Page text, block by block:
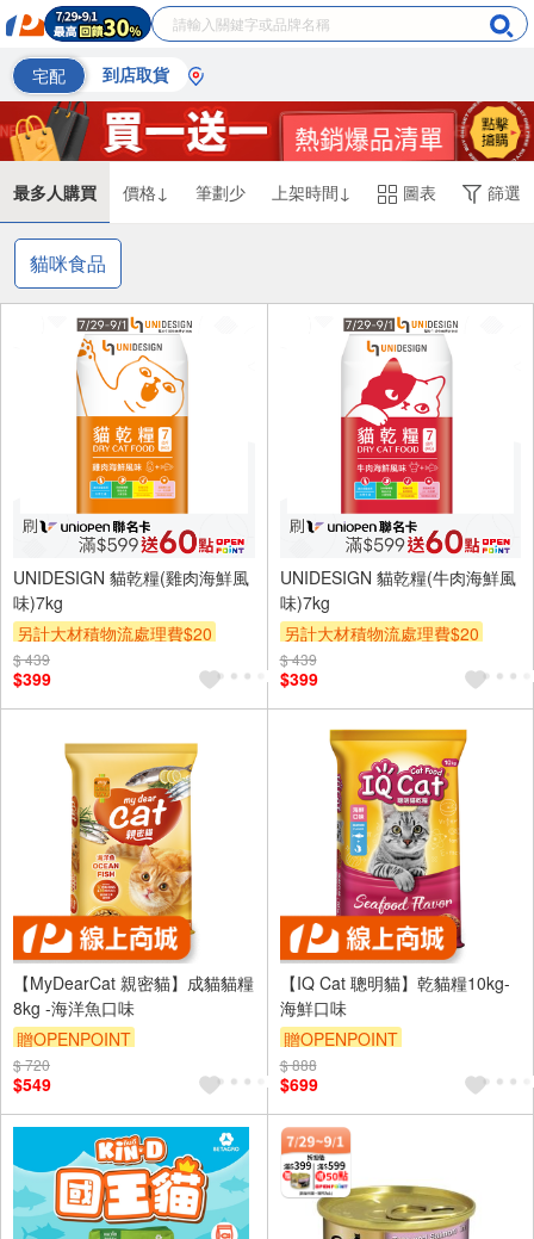
宅配 到店取貨
最多人購買 價格↓ 筆劃少 上架時間↓ 圖表 篩選
貓咪食品
UNIDESIGN 貓乾糧(雞肉海鮮風
味)7kg
另計大材積物流處理費$20
贈OPENPOINT
$ 439
$399
UNIDESIGN 貓乾糧(牛肉海鮮風
味)7kg
另計大材積物流處理費$20
贈OPENPOINT
$ 439
$399
【MyDearCat 親密貓】成貓貓糧
8kg -海洋魚口味
贈OPENPOINT
訂單滿699享95折
$ 720
$549
【IQ Cat 聰明貓】乾貓糧10kg-
海鮮口味
贈OPENPOINT
訂單滿999享95折
$ 888
$699